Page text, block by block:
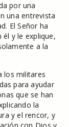
por una
una entrevista
El Señor ha
y le explique,
a la
los militares
para ayudar
que se han
la
y el rencor, y